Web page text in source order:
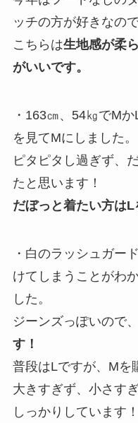
ッチの方が好きなの
こちらは生地感が柔
がいいです。
・163㎝、54㎏でM
を見てMにしました。
ピタピタし過ぎず、
たと思います！
だぼっと着たい方はL
・白のラッシュガー
けてしまうことがわ
した。
ジーンズっぽいので、
す！
普段はLですが、Mを
大きすぎず、小さす
しっかりしています！